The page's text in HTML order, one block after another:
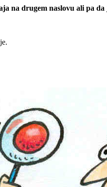
na drugem naslovu ali pa